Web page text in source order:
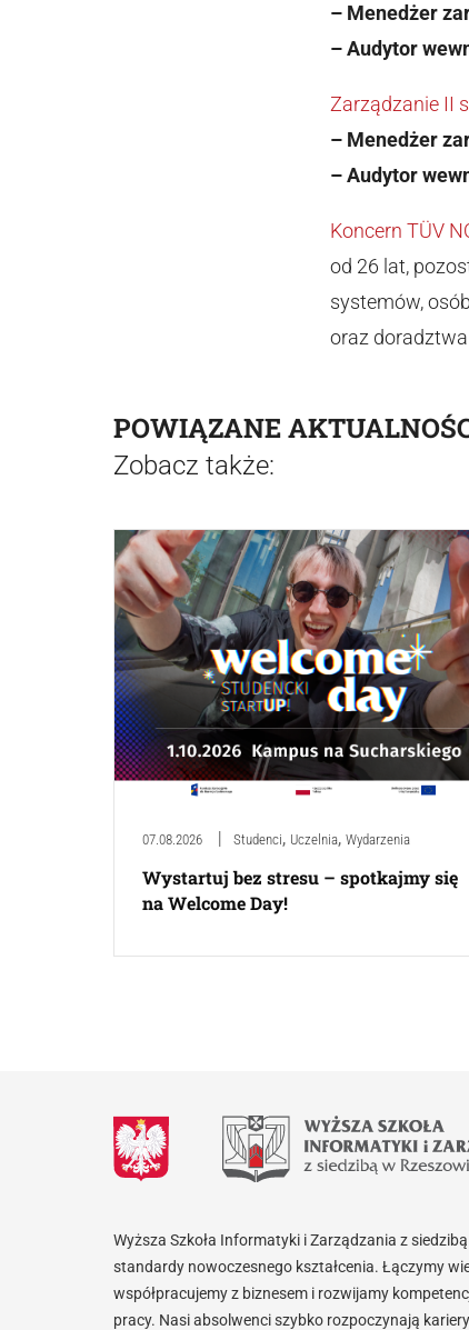
– Menedżer
– Audytor
Zarządzanie II
– Menedżer
– Audytor
Koncern TÜV
od 26 lat,
systemów,
oraz
POWIĄZANE
Zobacz także:
07.08.2026 Studenci, Uczelnia, Wydarzenia
Wystartuj bez stresu – spotkajmy się
na Welcome Day!
Wyższa Szkoła Informatyki i Zarządzania z
standardy nowoczesnego kształcenia. Łączymy
współpracujemy z biznesem i rozwijamy
pracy. Nasi absolwenci szybko rozpoczynają